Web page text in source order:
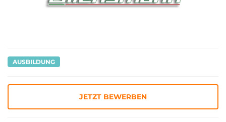
AUSBILDUNG
JETZT BEWERBEN